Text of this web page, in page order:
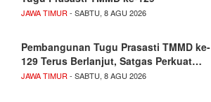
JAWA TIMUR- SABTU, 8 AGU 2026
Pembangunan Tugu Prasasti TMMD ke-
129 Terus Berlanjut, Satgas Perkuat…
JAWA TIMUR- SABTU, 8 AGU 2026